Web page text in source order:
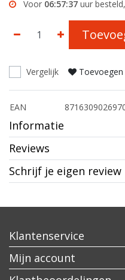
Voor 06:57:37 uur
Vergelijk
EAN
Informatie
Reviews
Schrijf je eigen review
Klantenservice
Mijn account